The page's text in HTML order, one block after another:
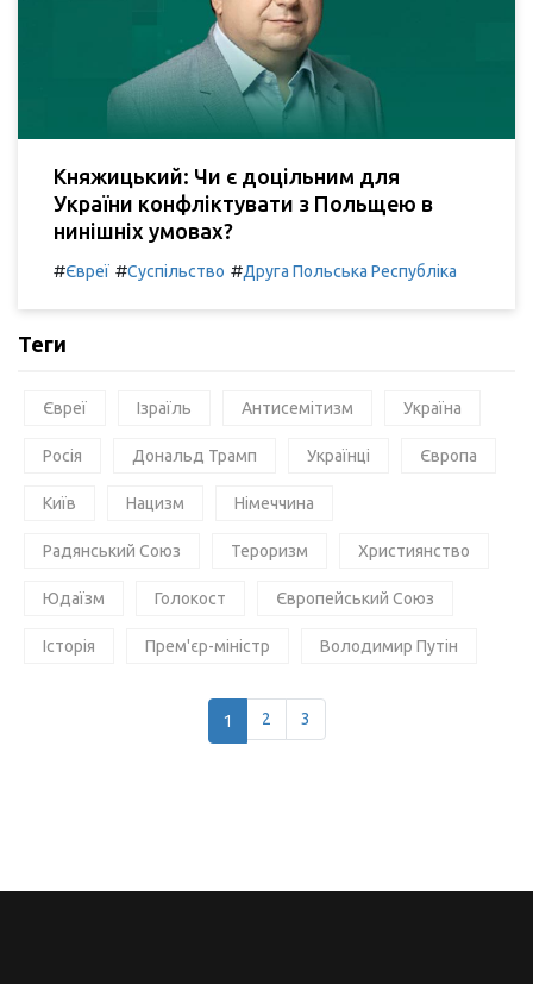
Княжицький: Чи є доцільним для
України конфліктувати з Польщею в
нинішніх умовах?
#Євреї #Суспільство #Друга Польська Республіка
Теги
Євреї Ізраїль Антисемітизм Україна
Росія Дональд Трамп Українці Європа
Київ Нацизм Німеччина
Радянський Союз Тероризм Християнство
Юдаїзм Голокост Європейський Союз
Історія Прем'єр-міністр Володимир Путін
1 2 3